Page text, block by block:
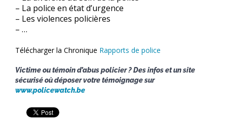
– La police en état d’urgence
– Les violences policières
– …
Télécharger la Chronique Rapports de police
Victime ou témoin d’abus policier ? Des infos et un site
sécurisé où déposer votre témoignage sur
www.policewatch.be